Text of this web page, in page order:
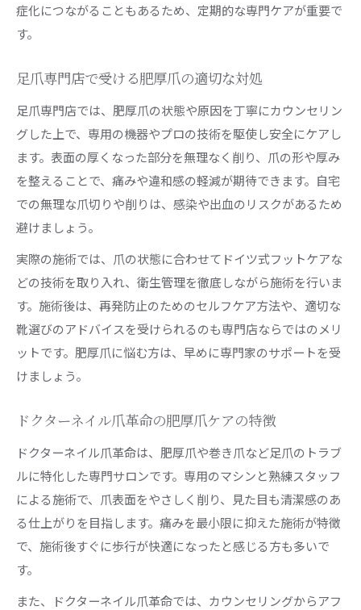
症化につながることもあるため、定期的な専門ケアが重要で
す。
足爪専門店で受ける肥厚爪の適切な対処
足爪専門店では、肥厚爪の状態や原因を丁寧にカウンセリン
グした上で、専用の機器やプロの技術を駆使し安全にケアし
ます。表面の厚くなった部分を無理なく削り、爪の形や厚み
を整えることで、痛みや違和感の軽減が期待できます。自宅
での無理な爪切りや削りは、感染や出血のリスクがあるため
避けましょう。
実際の施術では、爪の状態に合わせてドイツ式フットケアな
どの技術を取り入れ、衛生管理を徹底しながら施術を行いま
す。施術後は、再発防止のためのセルフケア方法や、適切な
靴選びのアドバイスを受けられるのも専門店ならではのメリ
ットです。肥厚爪に悩む方は、早めに専門家のサポートを受
けましょう。
ドクターネイル爪革命の肥厚爪ケアの特徴
ドクターネイル爪革命は、肥厚爪や巻き爪など足爪のトラブ
ルに特化した専門サロンです。専用のマシンと熟練スタッフ
による施術で、爪表面をやさしく削り、見た目も清潔感のあ
る仕上がりを目指します。痛みを最小限に抑えた施術が特徴
で、施術後すぐに歩行が快適になったと感じる方も多いで
す。
また、ドクターネイル爪革命では、カウンセリングからアフ